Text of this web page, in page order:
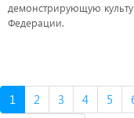
демонстрирующую
Федерации.
1 2 3 4 5